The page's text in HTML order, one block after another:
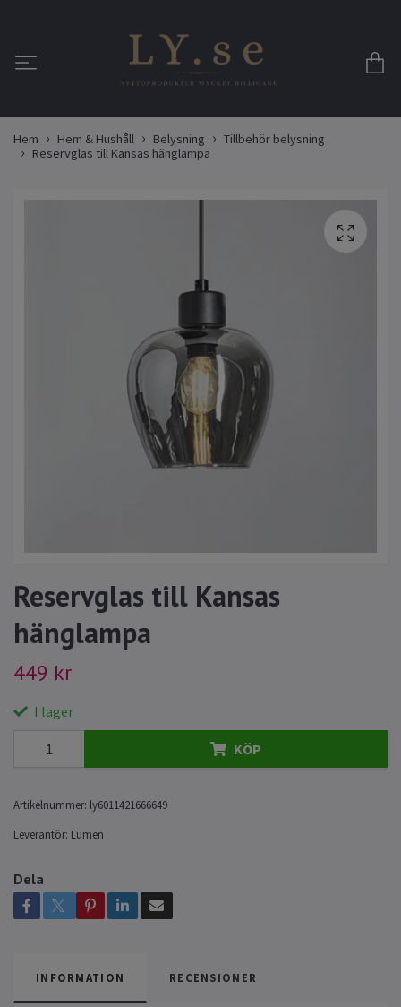
Hem Hem & Hushåll Belysning
Tillbehör belysning
Reservglas till Kansas hänglampa
Reservglas till Kansas
hänglampa
449 kr
I lager
KÖP
Artikelnummer: ly6011421666649
Leverantör: Lumen
Dela
INFORMATION RECENSIONER